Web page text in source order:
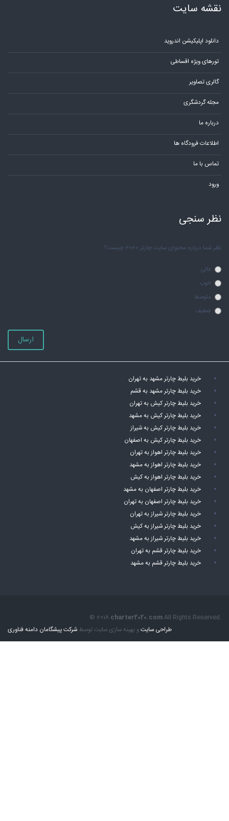
نقشه سایت
دانلود اپلیکیشن اندروید
تورهای ویژه اقساطی
گالری تصاویر
مجله گردشگری
درباره ما
اطلاعات فرودگاه ها
تماس با ما
ورود
نظر سنجی
نظر شما درباره محتوای سایت چارتر 2020 چیست؟
عالی
خوب
متوسط
ضعیف
ارسال
خرید بلیط چارتر مشهد به تهران
خرید بلیط چارتر مشهد به قشم
خرید بلیط چارتر کیش به تهران
خرید بلیط چارتر کیش به مشهد
خرید بلیط چارتر کیش به شیراز
خرید بلیط چارتر کیش به اصفهان
خرید بلیط چارتر اهواز به تهران
خرید بلیط چارتر اهواز به مشهد
خرید بلیط چارتر اهواز به کیش
خرید بلیط چارتر اصفهان به مشهد
خرید بلیط چارتر اصفهان به تهران
خرید بلیط چارتر شیراز به تهران
خرید بلیط چارتر شیراز به کیش
خرید بلیط چارتر شیراز به مشهد
خرید بلیط چارتر قشم به تهران
خرید بلیط چارتر قشم به مشهد
© 2018 charter2020.comAll Rights Reserved.
طراحی سایتو بهینه سازی سایت توسط شرکت پیشگامان دامنه فناوری